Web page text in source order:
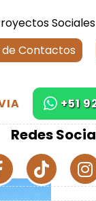
Sociales
de Contactos
+51
Redes